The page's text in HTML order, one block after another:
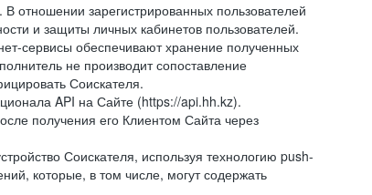
отношении зарегистрированных пользователей
и защиты личных кабинетов пользователей.
сервисы обеспечивают хранение полученных
не производит сопоставление
Соискателя.
API на Сайте (https://api.hh.kz).
получения его Клиентом Сайта через
Соискателя, используя технологию push-
которые, в том числе, могут содержать